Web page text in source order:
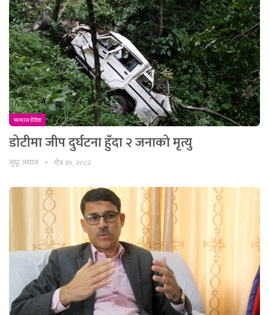
फ्ल्यास हेडिङ
डोटीमा जीप दुर्घटना हुँदा २ जनाको मृत्यु
सुदूर आवाज चैत्र १०, २०८२